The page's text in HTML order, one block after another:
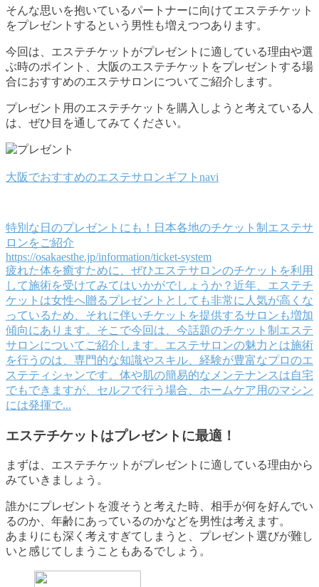
そんな思いを抱いているパートナーに向けてエステチケット
をプレゼントするという男性も増えつつあります。
今回は、エステチケットがプレゼントに適している理由や選
ぶ時のポイント、大阪のエステチケットをプレゼントする場
合におすすめのエステサロンについてご紹介します。
プレゼント用のエステチケットを購入しようと考えている人
は、ぜひ目を通してみてください。
大阪でおすすめのエステサロンギフトnavi
特別な日のプレゼントにも！日本各地のチケット制エステサ
ロンをご紹介
https://osakaesthe.jp/information/ticket-system
疲れた体を癒すために、ぜひエステサロンのチケットを利用
して施術を受けてみてはいかがでしょうか？近年、エステチ
ケットは女性へ贈るプレゼントとしても非常に人気が高くな
っているため、それに伴いチケットを提供するサロンも増加
傾向にあります。そこで今回は、今話題のチケット制エステ
サロンについてご紹介します。エステサロンの魅力とは施術
を行うのは、専門的な知識やスキル、経験が豊富なプロのエ
ステティシャンです。体や肌の簡易的なメンテナンスは自宅
でもできますが、セルフで行う場合、ホームケア用のマシン
には発揮で...
エステチケットはプレゼントに最適！
まずは、エステチケットがプレゼントに適している理由から
みていきましょう。
誰かにプレゼントを渡そうと考えた時、相手が何を好んでい
るのか、年齢にあっているのかなどを男性は考えます。
あまりにも深く考えすぎてしまうと、プレゼント選びが難し
いと感じてしまうこともあるでしょう。